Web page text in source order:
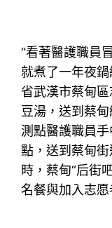
“看著醫護職員
就煮了一年夜
省武漢市蔡甸
豆湯，送到蔡
測點醫護職員
點，送到蔡甸
時，蔡甸“后街
名餐與加入志愿